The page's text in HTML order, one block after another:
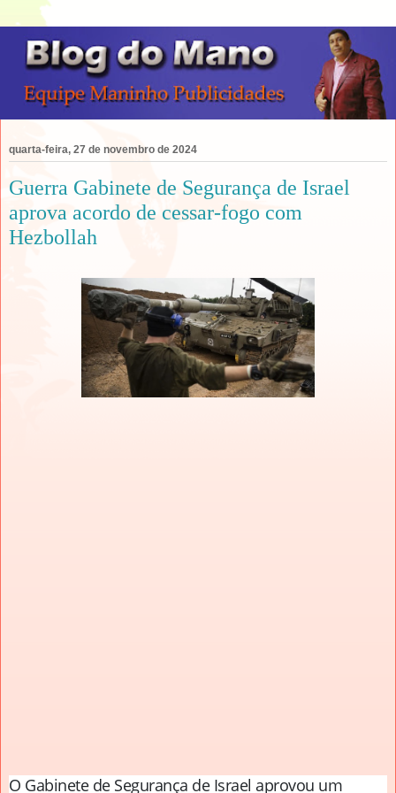
quarta-feira, 27 de novembro de 2024
Guerra Gabinete de Segurança de Israel
aprova acordo de cessar-fogo com
Hezbollah
O Gabinete de Segurança de Israel aprovou um